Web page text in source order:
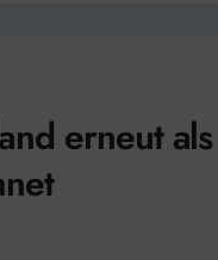
erneut